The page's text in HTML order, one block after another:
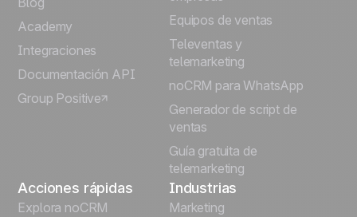
Português
Italiano
Deutsch
Academy
Integraciones
Documentación API
Group Positive
Equipos de ventas
Televentas y
telemarketing
noCRM para WhatsApp
Generador de script de
ventas
Guía gratuita de
telemarketing
Acciones rápidas
Explora noCRM
Industrias
Marketing